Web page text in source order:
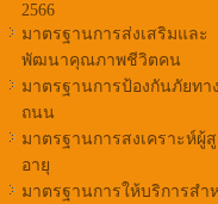
2566
มาตรฐานการส่งเสริมและ
พัฒนาคุณภาพชีวิตคน
มาตรฐานการป้องกันภัยทาง
ถนน
มาตรฐานการสงเคราะห์ผู้สู
อายุ
มาตรฐานการให้บริการสำ